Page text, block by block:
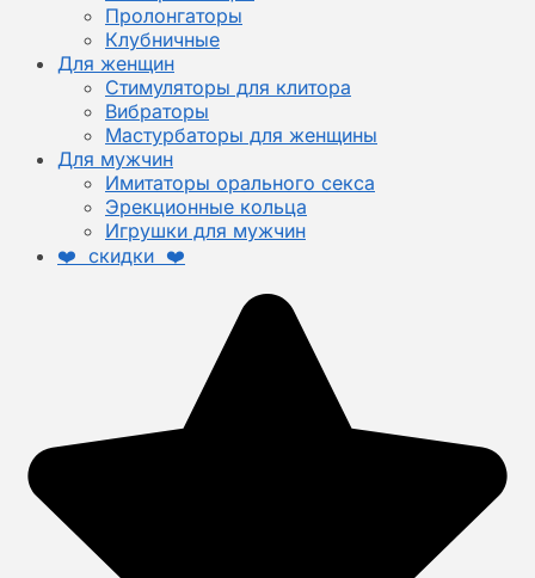
Пролонгаторы
Клубничные
Для женщин
Стимуляторы для клитора
Вибраторы
Мастурбаторы для женщины
Для мужчин
Имитаторы орального секса
Эрекционные кольца
Игрушки для мужчин
❤️ скидки ❤️